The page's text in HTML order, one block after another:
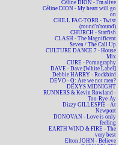
Céline DION - I'm alive
Céline DION - My heart will go
on
CHILL FAC-TORR - Twist
(round'n'round)
CHURCH - Starfish
CLASH - The Magnificent
Seven / The Call Up
CULTURE DANCE 7 - House
Mix
CURE - Pornography
DAVE - Dave [White Label]
Debbie HARRY - Rockbird
DEVO - Q: Are we not men?
DEXYS MIDNIGHT
RUNNERS & Kevin Rowland -
Too-Rye-Ay
Dizzy GILLESPIE - At
Newport
DONOVAN - Love is only
feeling
EARTH WIND & FIRE - The
very best
Elton JOHN - Believe